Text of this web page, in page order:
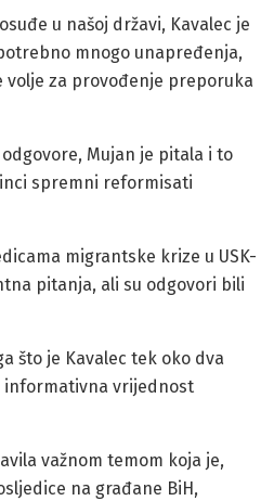
u našoj državi, Kavalec je
mnogo unapređenja,
za provođenje preporuka
Mujan je pitala i to
spremni reformisati
migrantske krize u USK-
pitanja, ali su odgovori bili
što je Kavalec tek oko dva
informativna vrijednost
važnom temom koja je,
na građane BiH,